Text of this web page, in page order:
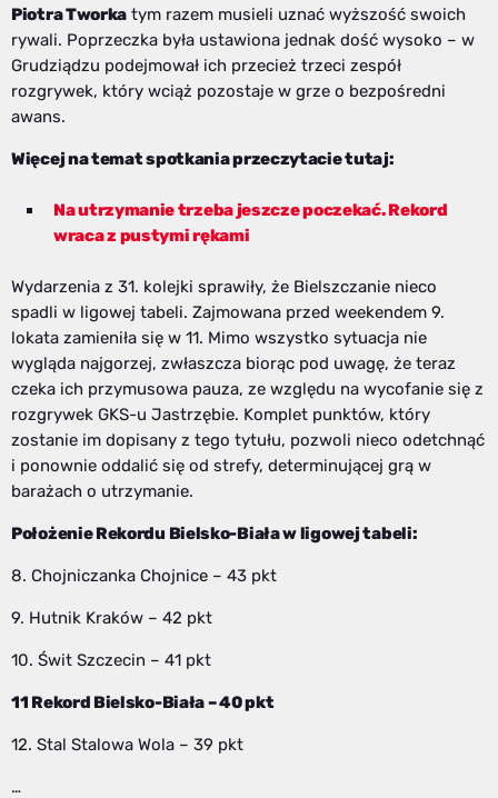
Piotra Tworka tym razem musieli uznać wyższość swoich
rywali. Poprzeczka była ustawiona jednak dość wysoko – w
Grudziądzu podejmował ich przecież trzeci zespół
rozgrywek, który wciąż pozostaje w grze o bezpośredni
awans.
Więcej na temat spotkania przeczytacie tutaj:
Na utrzymanie trzeba jeszcze poczekać. Rekord
wraca z pustymi rękami
Wydarzenia z 31. kolejki sprawiły, że Bielszczanie nieco
spadli w ligowej tabeli. Zajmowana przed weekendem 9.
lokata zamieniła się w 11. Mimo wszystko sytuacja nie
wygląda najgorzej, zwłaszcza biorąc pod uwagę, że teraz
czeka ich przymusowa pauza, ze względu na wycofanie się z
rozgrywek GKS-u Jastrzębie. Komplet punktów, który
zostanie im dopisany z tego tytułu, pozwoli nieco odetchnąć
i ponownie oddalić się od strefy, determinującej grą w
barażach o utrzymanie.
Położenie Rekordu Bielsko-Biała w ligowej tabeli:
8. Chojniczanka Chojnice – 43 pkt
9. Hutnik Kraków – 42 pkt
10. Świt Szczecin – 41 pkt
11 Rekord Bielsko-Biała – 40 pkt
12. Stal Stalowa Wola – 39 pkt
…